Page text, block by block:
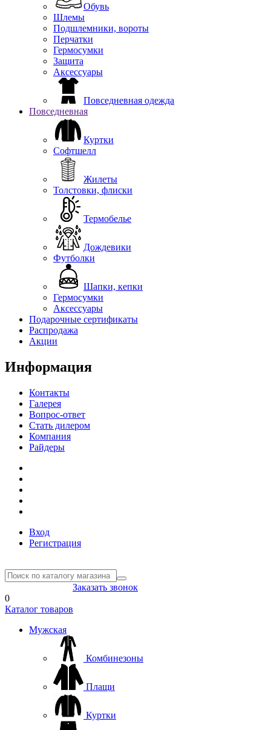
Обувь
Шлемы
Подшлемники, вороты
Перчатки
Гермосумки
Защита
Аксессуары
Повседневная одежда
Повседневная
Куртки
Софтшелл
Жилеты
Толстовки, флиски
Термобелье
Дождевики
Футболки
Шапки, кепки
Гермосумки
Аксессуары
Подарочные сертификаты
Распродажа
Акции
Информация
Контакты
Галерея
Вопрос-ответ
Стать дилером
Компания
Райдеры
Вход
Регистрация
Заказать звонок
0
Каталог товаров
Мужская
Комбинезоны
Плащи
Куртки